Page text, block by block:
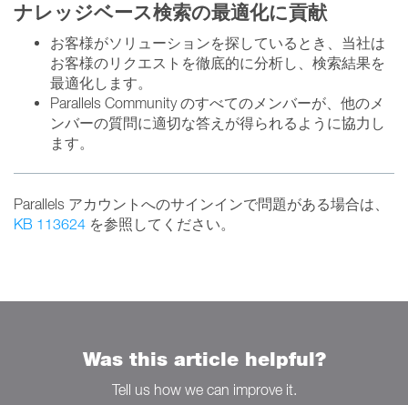
ナレッジベース検索の最適化に貢献
お客様がソリューションを探しているとき、当社は
お客様のリクエストを徹底的に分析し、検索結果を
最適化します。
Parallels Community のすべてのメンバーが、他のメ
ンバーの質問に適切な答えが得られるように協力し
ます。
Parallels アカウントへのサインインで問題がある場合は、
KB 113624 を参照してください。
Was this article helpful?
Tell us how we can improve it.